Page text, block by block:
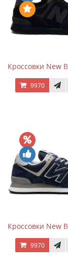
Кроссовки New
9970
Кроссовки New
9970